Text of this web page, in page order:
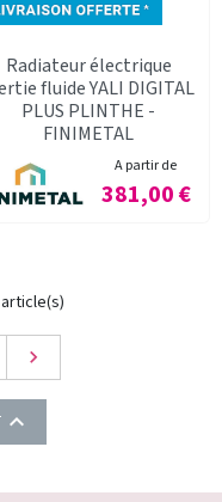
Radiateur électrique
fluide YALI DIGITAL
PLUS PLINTHE -
FINIMETAL
A partir de
Prix
381,00 €
Suivant

